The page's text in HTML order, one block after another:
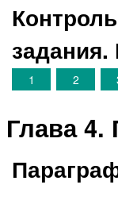
1 2
Глава